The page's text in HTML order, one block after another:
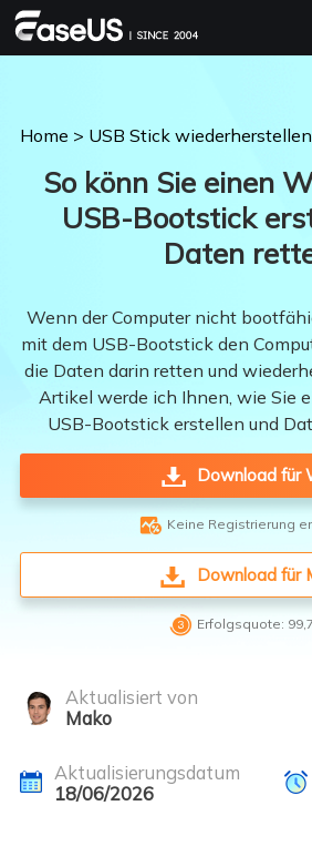
Home > USB Stick wiederherstellen
So könn Sie einen
USB-Bootstick
Daten
Wenn der Computer nicht
mit dem USB-Bootstick den
die Daten darin retten und
Artikel werde ich Ihnen, wie Sie
USB-Bootstick erstellen und
Download für
 Keine Registrierung
Download für
 Erfolgsquote:
Aktualisiert von
Mako
Aktualisierungsdatum
18/06/2026